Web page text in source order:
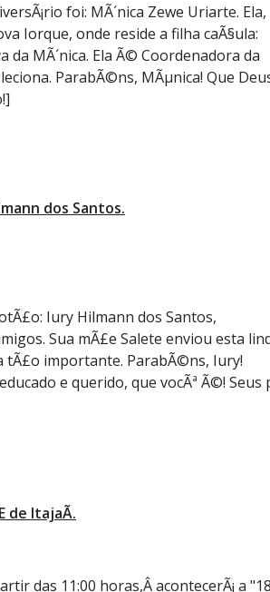
foi: MÃ´nica Zewe Uriarte. Ela,
Iorque, onde reside a filha caÃ§ula:
da MÃ´nica. Ela Ã© Coordenadora da
ParabÃ©ns, MÃµnica! Que
dos Santos.
Iury Hilmann dos Santos,
Sua mÃ£e Salete enviou esta
tÃ£o importante. ParabÃ©ns, Iury!
e querido, que vocÃª Ã©! Seus
de ItajaÃ­.
das 11:00 horas,Â acontecerÃ¡ a